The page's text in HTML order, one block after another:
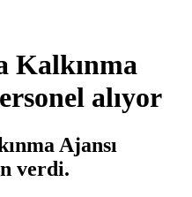
Kalkınma
alıyor
Ajansı
verdi.